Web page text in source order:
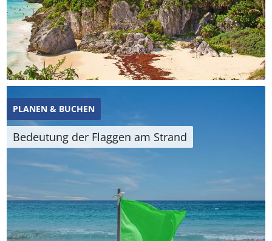
PLANEN & BUCHEN
Bedeutung der Flaggen am Strand